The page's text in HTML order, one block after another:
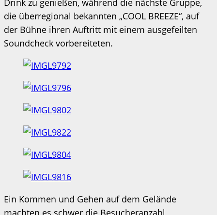
die überregional bekannten „COOL BREEZE“, auf
der Bühne ihren Auftritt mit einem ausgefeilten
Soundcheck vorbereiteten.
Ein Kommen und Gehen auf dem Gelände
machten es schwer die Besucheranzahl